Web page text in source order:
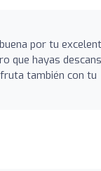
por tu
que hayas
también con tu